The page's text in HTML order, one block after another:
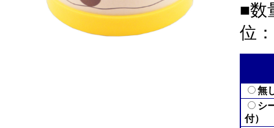
■数
位
無
シ
付）